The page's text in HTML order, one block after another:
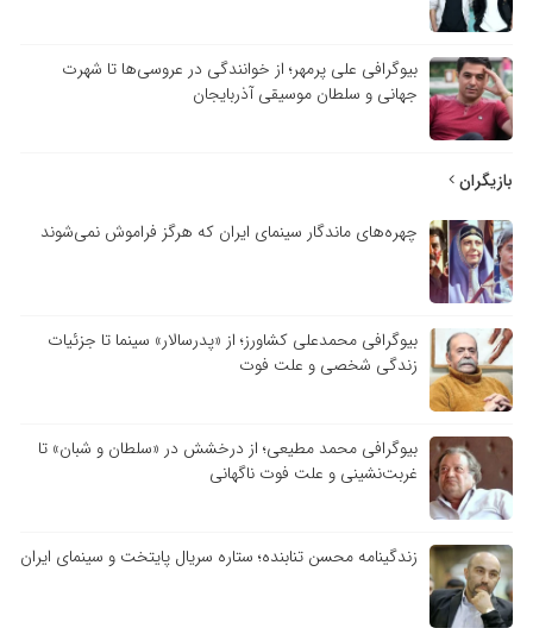
بیوگرافی علی پرمهر؛ از خوانندگی در عروسی‌ها تا شهرت
جهانی و سلطان موسیقی آذربایجان
بازیگران
چهره‌های ماندگار سینمای ایران که هرگز فراموش نمی‌شوند
بیوگرافی محمدعلی کشاورز؛ از «پدرسالار» سینما تا جزئیات
زندگی شخصی و علت فوت
بیوگرافی محمد مطیعی؛ از درخشش در «سلطان و شبان» تا
غربت‌نشینی و علت فوت ناگهانی
زندگینامه محسن تنابنده؛ ستاره سریال پایتخت و سینمای ایران